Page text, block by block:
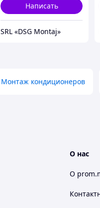
Написать
SRL «DSG Montaj»
Монтаж кондиционеров
О нас
О